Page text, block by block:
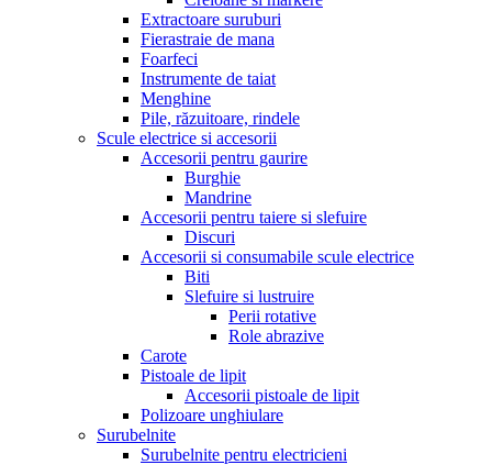
Extractoare suruburi
Fierastraie de mana
Foarfeci
Instrumente de taiat
Menghine
Pile, răzuitoare, rindele
Scule electrice si accesorii
Accesorii pentru gaurire
Burghie
Mandrine
Accesorii pentru taiere si slefuire
Discuri
Accesorii si consumabile scule electrice
Biti
Slefuire si lustruire
Perii rotative
Role abrazive
Carote
Pistoale de lipit
Accesorii pistoale de lipit
Polizoare unghiulare
Surubelnite
Surubelnite pentru electricieni